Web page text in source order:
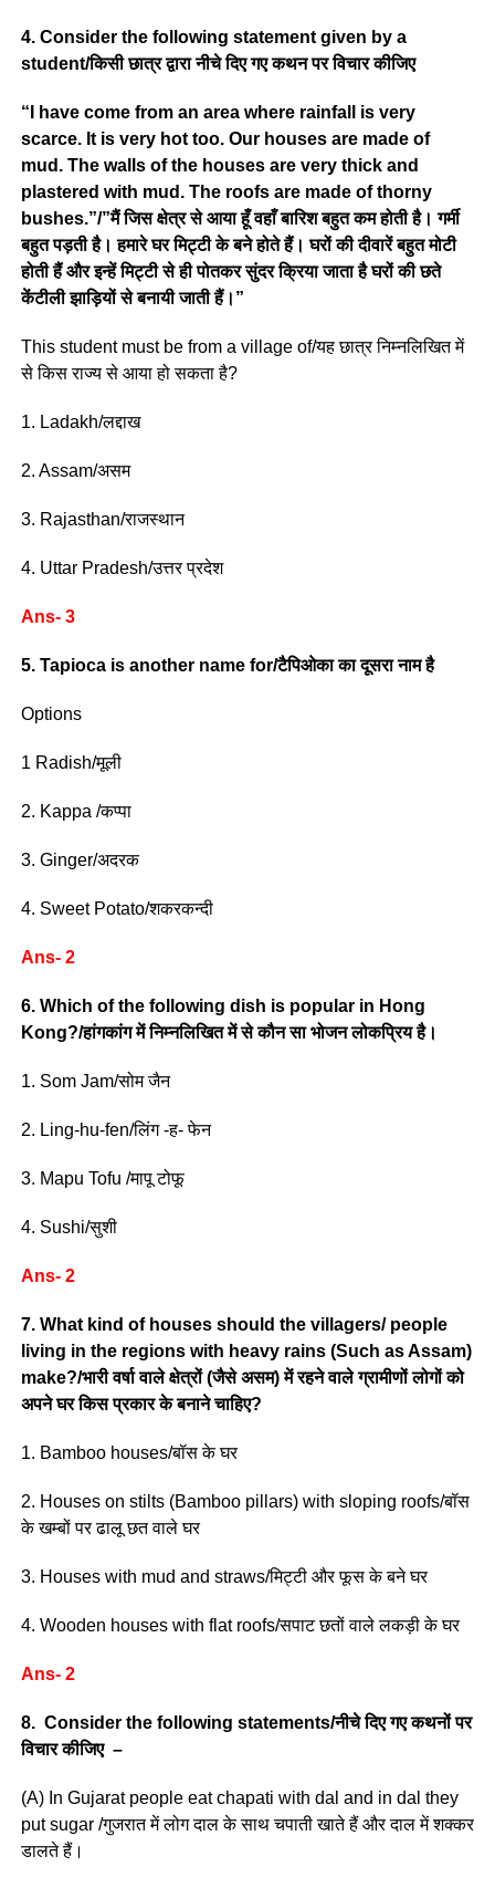
4. Consider the following statement given by a
student/किसी छात्र द्वारा नीचे दिए गए कथन पर विचार कीजिए
“I have come from an area where rainfall is very
scarce. It is very hot too. Our houses are made of
mud. The walls of the houses are very thick and
plastered with mud. The roofs are made of thorny
bushes.”/”मैं जिस क्षेत्र से आया हूँ वहाँ बारिश बहुत कम होती है। गर्मी
बहुत पड़ती है। हमारे घर मिट्टी के बने होते हैं। घरों की दीवारें बहुत मोटी
होती हैं और इन्हें मिट्टी से ही पोतकर सुंदर क्रिया जाता है घरों की छते
केंटीली झाड़ियों से बनायी जाती हैं।”
This student must be from a village of/यह छात्र निम्नलिखित में
से किस राज्य से आया हो सकता है?
1. Ladakh/लद्दाख
2. Assam/असम
3. Rajasthan/राजस्थान
4. Uttar Pradesh/उत्तर प्रदेश
Ans- 3
5. Tapioca is another name for/टैपिओका का दूसरा नाम है
Options
1 Radish/मूली
2. Kappa /कप्पा
3. Ginger/अदरक
4. Sweet Potato/शकरकन्दी
Ans- 2
6. Which of the following dish is popular in Hong
Kong?/हांगकांग में निम्नलिखित में से कौन सा भोजन लोकप्रिय है।
1. Som Jam/सोम जैन
2. Ling-hu-fen/लिंग -ह- फेन
3. Mapu Tofu /मापू टोफू
4. Sushi/सुशी
Ans- 2
7. What kind of houses should the villagers/ people
living in the regions with heavy rains (Such as Assam)
make?/भारी वर्षा वाले क्षेत्रों (जैसे असम) में रहने वाले ग्रामीणों लोगों को
अपने घर किस प्रकार के बनाने चाहिए?
1. Bamboo houses/बॉस के घर
2. Houses on stilts (Bamboo pillars) with sloping roofs/बॉस
के खम्बों पर ढालू छत वाले घर
3. Houses with mud and straws/मिट्टी और फूस के बने घर
4. Wooden houses with flat roofs/सपाट छतों वाले लकड़ी के घर
Ans- 2
8. Consider the following statements/नीचे दिए गए कथनों पर
विचार कीजिए –
(A) In Gujarat people eat chapati with dal and in dal they
put sugar /गुजरात में लोग दाल के साथ चपाती खाते हैं और दाल में शक्कर
डालते हैं।